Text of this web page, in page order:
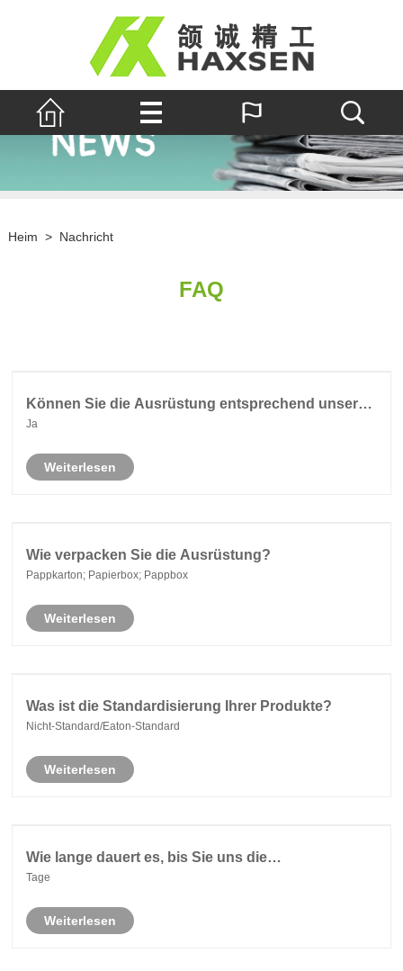
Heim > Nachricht
FAQ
Können Sie die Ausrüstung entsprechend unserer
Größe entwerfen?
Ja
Weiterlesen
Wie verpacken Sie die Ausrüstung?
Pappkarton; Papierbox; Pappbox
Weiterlesen
Was ist die Standardisierung Ihrer Produkte?
Nicht-Standard/Eaton-Standard
Weiterlesen
Wie lange dauert es, bis Sie uns die
Gestaltungsmöglichkeiten zur Verfügung stellen?
Tage
Weiterlesen